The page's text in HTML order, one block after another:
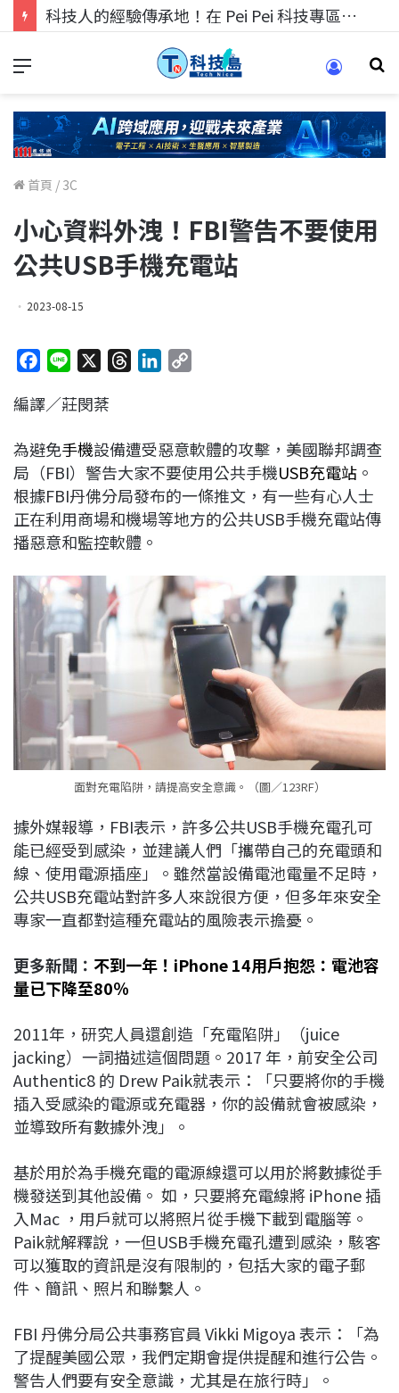
科技人的經驗傳承地！在 Pei Pei 科技專區，與學弟妹交流最硬核的技術
首頁 / 3C
小心資料外洩！FBI警告不要使用
公共USB手機充電站
2023-08-15
c
b
o
o
k
n
a
d
s
e
d
I
n
L
i
n
k
編譯／莊閔棻
為避免手機設備遭受惡意軟體的攻擊，美國聯邦調查
局（FBI）警告大家不要使用公共手機USB充電站 。
根據FBI丹佛分局發布的一條推文，有一些有心人士
正在利用商場和機場等地方的公共USB手機充電站傳
播惡意和監控軟體。
面對充電陷阱，請提高安全意識。（圖／123RF）
據外媒報導，FBI表示，許多公共USB手機充電孔可
能已經受到感染，並建議人們「攜帶自己的充電頭和
線、使用電源插座」。雖然當設備電池​​電量不足時，
公共USB充電站對許多人來說很方便，但多年來安全
專家一直都對這種充電站的風險表示擔憂。
更多新聞： 不到一年！iPhone 14用戶抱怨：電池容
量已下降至80％
2011年，研究人員還創造「充電陷阱」（juice
jacking）一詞描述這個問題。2017 年，前安全公司
Authentic8 的 Drew Paik就表示：「只要將你的手機
插入受感染的電源或充電器，你的設備就會被感染，
並導致所有數據外洩」。
基於用於為手機充電的電源線還可以用於將數據從手
機發送到其他設備。 如，只要將充電線將 iPhone 插
入Mac ，用戶就可以將照片從手機下載到電腦等。
Paik就解釋說，一但USB手機充電孔遭到感染，駭客
可以獲取的資訊是沒有限制的，包括大家的電子郵
件、簡訊、照片和聯繫人。
FBI 丹佛分局公共事務官員 Vikki Migoya 表示：「為
了提醒美國公眾，我們定期會提供提醒和進行公告。
警告人們要有安全意識，尤其是在旅行時」。